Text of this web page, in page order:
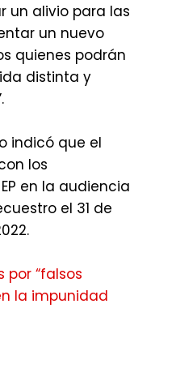
un alivio para las
un nuevo
quienes podrán
distinta y
indicó que el
los
en la audiencia
el 31 de
por “falsos
la impunidad